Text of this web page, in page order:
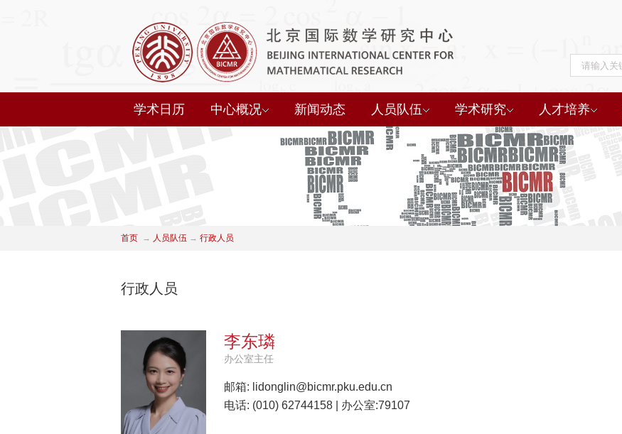
学术日历 中心概况 新闻动态 人员队伍 学术研究 人才培养
首页 → 人员队伍 → 行政人员
行政人员
李东璘
办公室主任
邮箱: lidonglin@bicmr.pku.edu.cn
电话: (010) 62744158 | 办公室:79107